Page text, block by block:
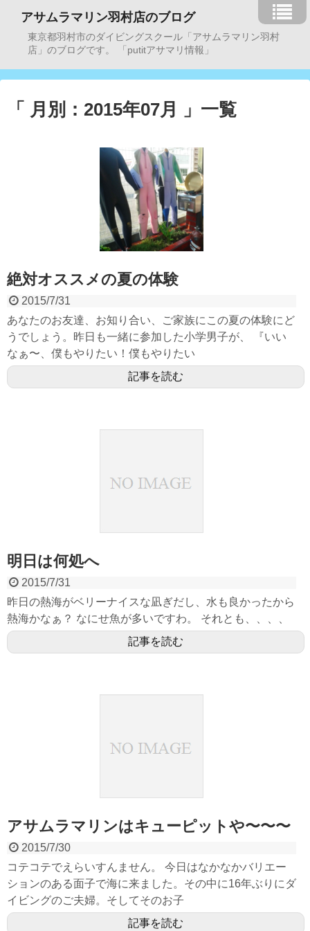
アサムラマリン羽村店のブログ
東京都羽村市のダイビングスクール「アサムラマリン羽村
店」のブログです。 「putitアサマリ情報」
「 月別：2015年07月 」一覧
絶対オススメの夏の体験
2015/7/31
あなたのお友達、お知り合い、ご家族にこの夏の体験にど
うでしょう。昨日も一緒に参加した小学男子が、 『いい
なぁ〜、僕もやりたい！僕もやりたい
記事を読む
明日は何処へ
2015/7/31
昨日の熱海がベリーナイスな凪ぎだし、水も良かったから
熱海かなぁ？ なにせ魚が多いですわ。 それとも、、、、
記事を読む
アサムラマリンはキューピットや〜〜〜
2015/7/30
コテコテでえらいすんません。 今日はなかなかバリエー
ションのある面子で海に来ました。その中に16年ぶりにダ
イビングのご夫婦。そしてそのお子
記事を読む